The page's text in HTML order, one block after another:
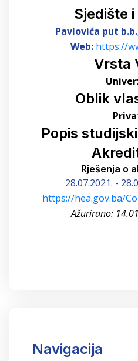
Sjedište
Pavlovića put
Web: https://
Vrsta
Oblik
Popis
Rješenja o
28.07.2021. -
https://hea.gov.ba/
Ažurirano:
Navigacija